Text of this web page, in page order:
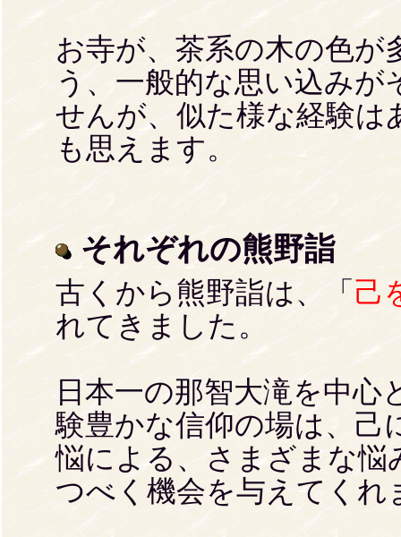
お寺が、茶系の木の色が
う、一般的な思い込み
せんが、似た様な経験
も思えます。
それぞれの熊野詣
古くから熊野詣は、「 己
れてきました。
日本一の那智大滝を中
験豊かな信仰の場は、己
悩による、さまざまな悩
つべく機会を与えてくれ